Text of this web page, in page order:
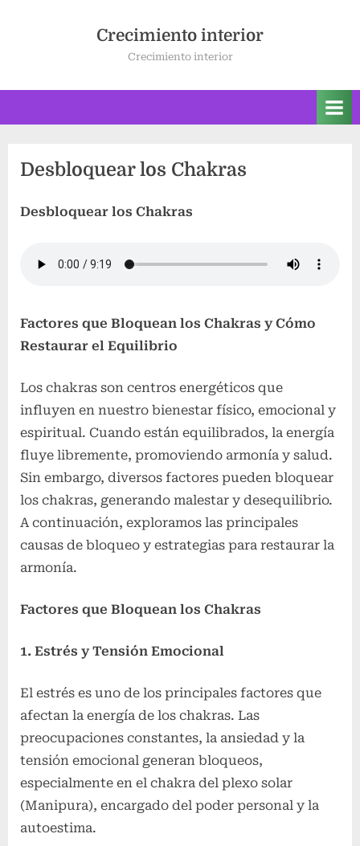
Crecimiento interior
Crecimiento interior
Desbloquear los Chakras
Desbloquear los Chakras
Factores que Bloquean los Chakras y Cómo
Restaurar el Equilibrio
Los chakras son centros energéticos que
influyen en nuestro bienestar físico, emocional y
espiritual. Cuando están equilibrados, la energía
fluye libremente, promoviendo armonía y salud.
Sin embargo, diversos factores pueden bloquear
los chakras, generando malestar y desequilibrio.
A continuación, exploramos las principales
causas de bloqueo y estrategias para restaurar la
armonía.
Factores que Bloquean los Chakras
1. Estrés y Tensión Emocional
El estrés es uno de los principales factores que
afectan la energía de los chakras. Las
preocupaciones constantes, la ansiedad y la
tensión emocional generan bloqueos,
especialmente en el chakra del plexo solar
(Manipura), encargado del poder personal y la
autoestima.